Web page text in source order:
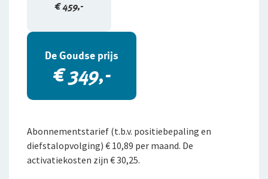
€ 459,-
De Goudse prijs
€ 349,-
Abonnementstarief (t.b.v. positiebepaling en
diefstalopvolging) € 10,89 per maand. De
activatiekosten zijn € 30,25.